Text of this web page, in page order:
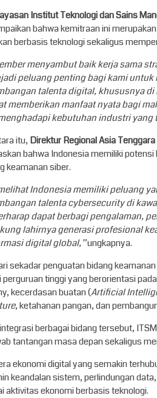
Institut Teknologi dan Sains
bahwa kemitraan ini
berbasis teknologi sekaligus
menyambut baik kerja sama
peluang penting bagi kami
talenta digital, khususnya
memberikan manfaat nyata bagi
kebutuhan industri yang
itu, Direktur Regional Asia
bahwa Indonesia memiliki
keamanan siber.
Indonesia memiliki peluang
talenta cybersecurity di
dapat berbagi pengalaman,
lahirnya generasi profesional
digital global,”ungkapnya.
sekadar penguatan bidang
perguruan tinggi yang berorientasi
kecerdasan buatan (Artificial
, ketahanan pangan, dan
berbagai bidang tersebut,
tantangan masa depan sekaligus
ekonomi digital yang semakin
keandalan sistem, perlindungan
aktivitas ekonomi berbasis teknologi.